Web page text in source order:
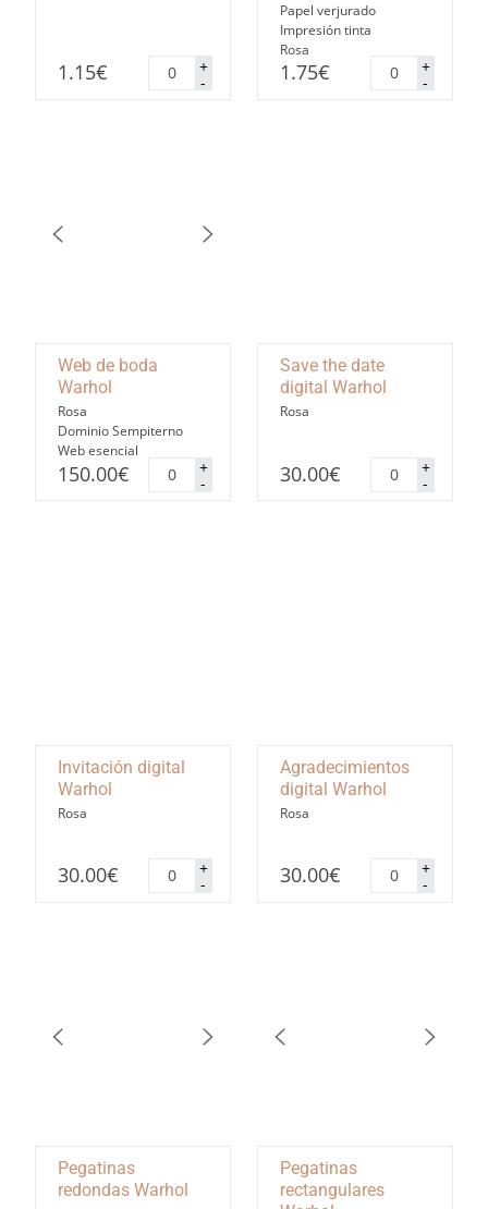
1.15€ -
Cono
Warhol
cantidad
+
Papel verjurado
Impresión tinta
Rosa
1.75€ -
Warhol
cantidad
+
Web de boda
Warhol
Rosa
Dominio Sempiterno
Web esencial
150.00€ -
Web
boda
+
Save the date
digital Warhol
Rosa
30.00€ -
Save
the
date
+
Invitación digital
Warhol
Rosa
30.00€ -
Invitación
digital
Warhol
+
Agradecimientos
digital Warhol
Rosa
30.00€ -
digital
Warhol
+
Pegatinas
redondas Warhol
Pegatinas
rectangulares